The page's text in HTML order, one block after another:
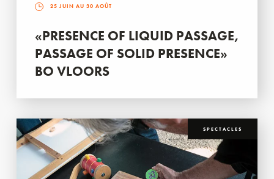
25 JUIN AU 30 AOÛT
«PRESENCE OF LIQUID PASSAGE,
PASSAGE OF SOLID PRESENCE»
BO VLOORS
SPECTACLES